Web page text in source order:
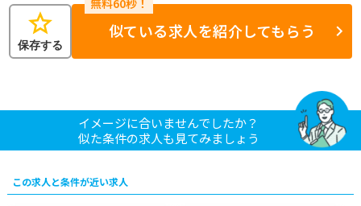
star
保存する
似ている求人を紹介してもらう
イメージに合いませんでしたか？
似た条件の求人も見てみましょう
この求人と条件が近い求人